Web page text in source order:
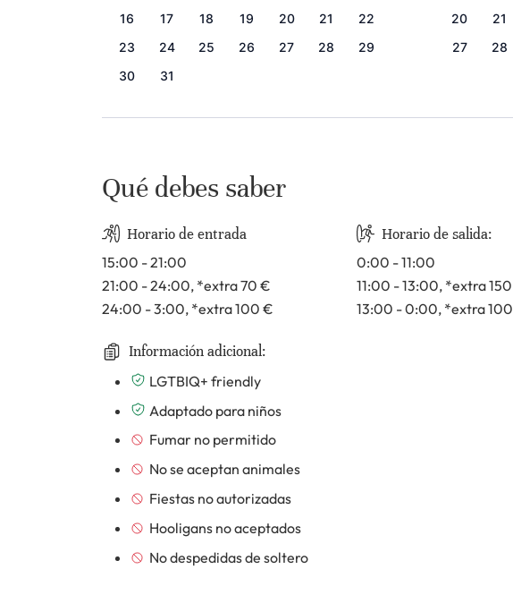
16
17 18 19 20 21
22
23
24 25 26 27 28
29
30
31
20
21
27
28
Qué debes saber
Horario de entrada
15:00 - 21:00
21:00 - 24:00, *extra 70 €
24:00 - 3:00, *extra 100 €
Horario de salida:
0:00 - 11:00
11:00 - 13:00, *extra 150
13:00 - 0:00, *extra
Información adicional:
LGTBIQ+ friendly
Adaptado para niños
Fumar no permitido
No se aceptan animales
Fiestas no autorizadas
Hooligans no aceptados
No despedidas de soltero